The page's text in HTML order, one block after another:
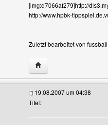
[img:d7066af279]http://
http://www.hpbk-
Zuletzt bearbeitet von
Website dieses
19.08.2007 um 04:38
Titel: